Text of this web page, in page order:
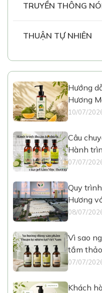
TRUYỀN THÔNG
THUẬN TỰ NHIÊN
Hướng
Hương
10/07/
Câu
Hành
07/07/
Quy
Hương
08/07/
Vì sao
tắm
07/07/
Khách